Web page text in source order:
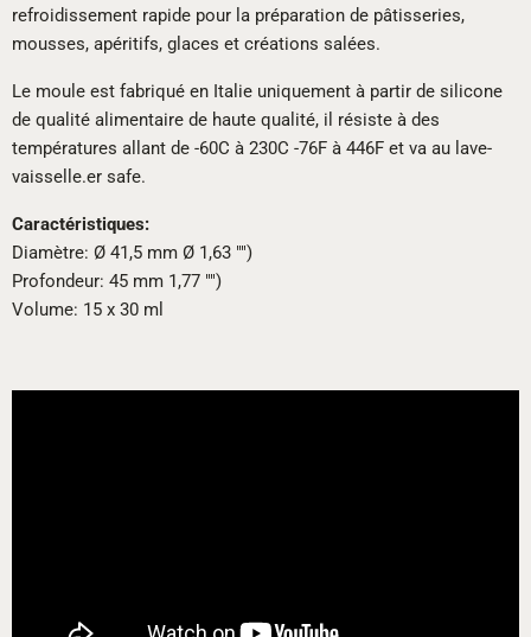
refroidissement rapide pour la préparation de pâtisseries,
mousses, apéritifs, glaces et créations salées.
Le moule est fabriqué en Italie uniquement à partir de silicone
de qualité alimentaire de haute qualité, il résiste à des
températures allant de -60C à 230C -76F à 446F et va au lave-
vaisselle.er safe.
Caractéristiques:
Diamètre: Ø 41,5 mm Ø 1,63 "")
Profondeur: 45 mm 1,77 "")
Volume: 15 x 30 ml